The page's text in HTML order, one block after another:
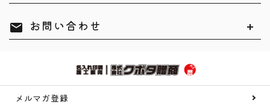
mail お問い合わせ
メルマガ登録